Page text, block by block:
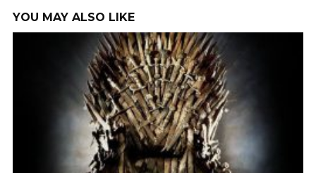
YOU MAY ALSO LIKE